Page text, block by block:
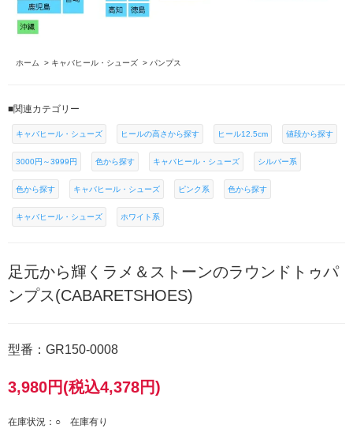
ホーム > キャバヒール・シューズ > パンプス
■関連カテゴリー
キャバヒール・シューズ ヒールの高さから探す ヒール12.5cm 値段から探す
3000円～3999円 色から探す キャバヒール・シューズ シルバー系
色から探す キャバヒール・シューズ ピンク系 色から探す
キャバヒール・シューズ ホワイト系
足元から輝くラメ＆ストーンのラウンドトゥパ
ンプス(CABARETSHOES)
型番：GR150-0008
3,980円(税込4,378円)
在庫状況：○ 在庫有り